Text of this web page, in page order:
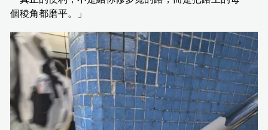
個稜角都磨平。」